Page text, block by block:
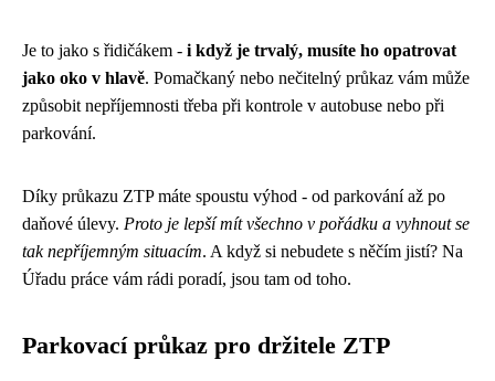
Je to jako s řidičákem - i když je trvalý, musíte ho opatrovat
jako oko v hlavě. Pomačkaný nebo nečitelný průkaz vám může
způsobit nepříjemnosti třeba při kontrole v autobuse nebo při
parkování.
Díky průkazu ZTP máte spoustu výhod - od parkování až po
daňové úlevy. Proto je lepší mít všechno v pořádku a vyhnout se
tak nepříjemným situacím. A když si nebudete s něčím jistí? Na
Úřadu práce vám rádi poradí, jsou tam od toho.
Parkovací průkaz pro držitele ZTP